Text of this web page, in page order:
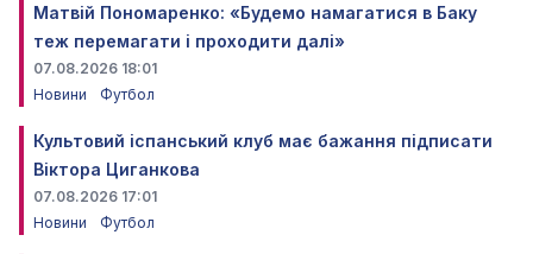
Матвій Пономаренко: «Будемо намагатися в Баку
теж перемагати і проходити далі»
07.08.2026 18:01
Новини
Футбол
Культовий іспанський клуб має бажання підписати
Віктора Циганкова
07.08.2026 17:01
Новини
Футбол